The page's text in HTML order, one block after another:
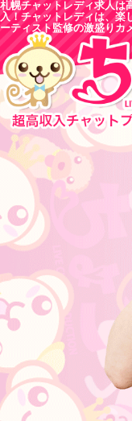
札幌チャットレディ求人は
入！チャットレディは、楽
ーティスト監修の激盛りカ